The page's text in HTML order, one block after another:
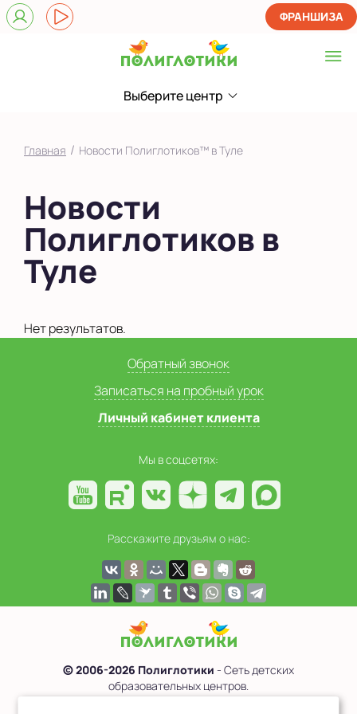
Выберите центр
Выберите центр
Выбрать другой город
ФРАНШИЗА
Главная / Новости Полиглотиков™ в Туле
Новости
Полиглотиков в
Туле
Нет результатов.
Обратный звонок
Записаться на пробный урок
Личный кабинет клиента
Мы в соцсетях:
Расскажите друзьям о нас:
© 2006-2026 Полиглотики - Сеть детских
образовательных центров.
Политика обработки персональных данных